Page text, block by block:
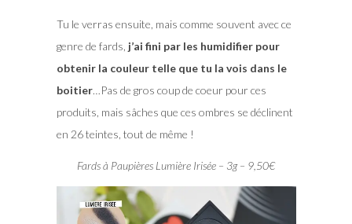
Tu le verras ensuite, mais comme souvent avec ce
genre de fards, j’ai fini par les humidifier pour
obtenir la couleur telle que tu la vois dans le
boitier…Pas de gros coup de coeur pour ces
produits, mais sâches que ces ombres se déclinent
en 26 teintes, tout de même !
Fards à Paupières Lumière Irisée – 3g – 9,50€